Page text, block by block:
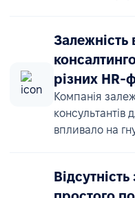
Залежність
різних HR-
Компанія
консультантів
впливало на